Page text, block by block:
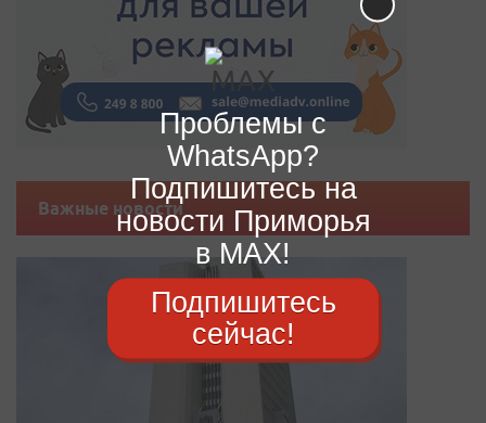
Важные новости
Проблемы с
WhatsApp?
Подпишитесь на
новости Приморья
в MAX!
Подпишитесь
сейчас!